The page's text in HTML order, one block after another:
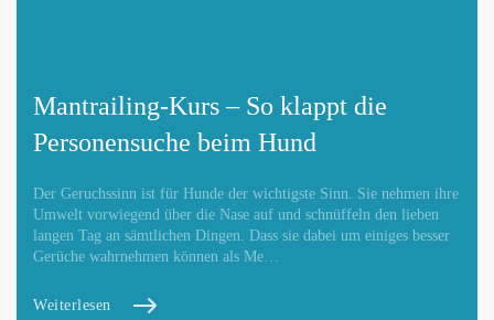
Mantrailing-Kurs – So klappt die
Personensuche beim Hund
Der Geruchssinn ist für Hunde der wichtigste Sinn. Sie nehmen ihre
Umwelt vorwiegend über die Nase auf und schnüffeln den lieben
langen Tag an sämtlichen Dingen. Dass sie dabei um einiges besser
Gerüche wahrnehmen können als Me…
Weiterlesen